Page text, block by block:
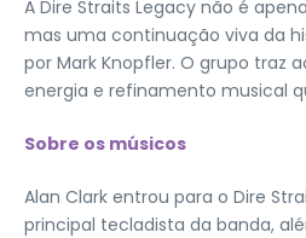
A Dire Straits Legacy não é
mas uma continuação viva da
por Mark Knopfler. O grupo traz
energia e refinamento musical
Sobre os músicos
Alan Clark entrou para o Dire
principal tecladista da banda,